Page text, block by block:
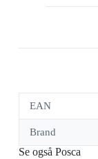
EAN
Brand
Se også Posca